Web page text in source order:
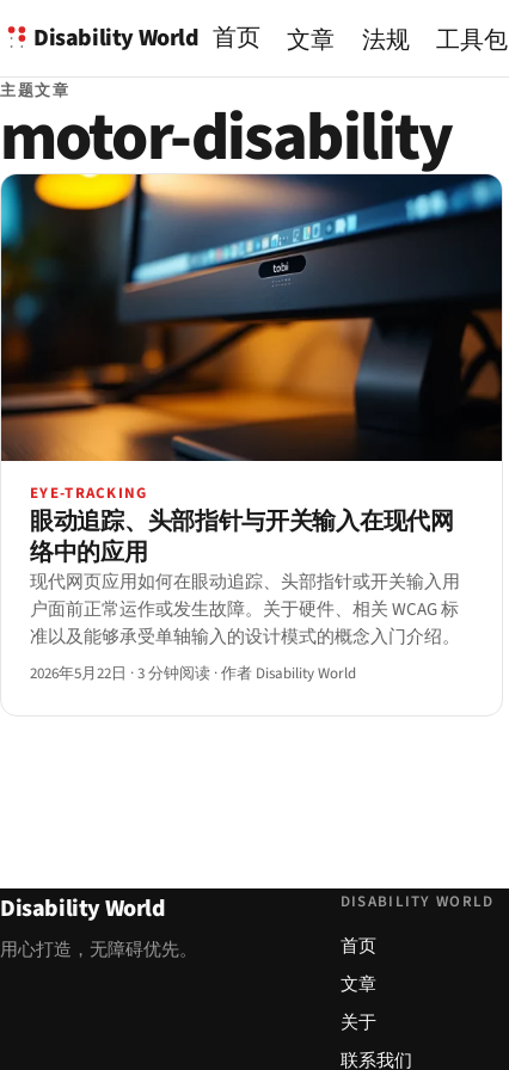
Disability World 首页 文章 法规 工具包
主题文章
motor-disability
EYE-TRACKING
眼动追踪、头部指针与开关输入在现代网
络中的应用
现代网页应用如何在眼动追踪、头部指针或开关输入用
户面前正常运作或发生故障。关于硬件、相关 WCAG 标
准以及能够承受单轴输入的设计模式的概念入门介绍。
2026年5月22日 ·3 分钟阅读 ·作者 Disability World
Disability World
用心打造，无障碍优先。
DISABILITY WORLD
首页
文章
关于
联系我们